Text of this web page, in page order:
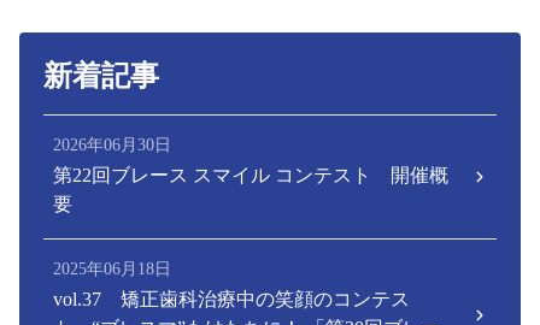
新着記事
2026年06月30日
第22回ブレース スマイル コンテスト 開催概
要
2025年06月18日
vol.37 矯正歯科治療中の笑顔のコンテス